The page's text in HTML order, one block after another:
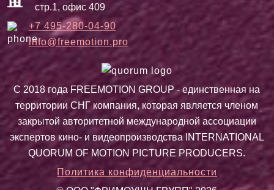
стр.1, офис 409
+7 495-280-04-90
info@freemotion.pro
С 2018 года FREEMOTION GROUP - единственная на
территории СНГ компания, которая является членом
закрытой авторитетной международной ассоциации
экспертов кино- и видеопроизводства INTERNATIONAL
QUORUM OF MOTION PICTURE PRODUCERS.
Политика конфиденциальности